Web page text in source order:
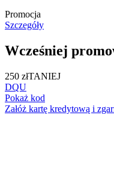
Promocja
Szczegóły
Wcześniej
250 złTANIEJ
DQU
Pokaż kod
Załóż kartę kredytową i